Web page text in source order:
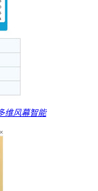
维风幕智能